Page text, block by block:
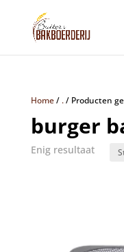
Home/ ./ Producten
burger
Enig resultaat